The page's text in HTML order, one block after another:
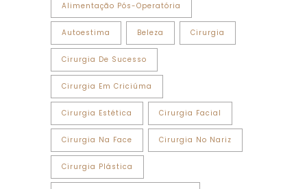
Alimentação Pós-Operatória
Autoestima Beleza Cirurgia
Cirurgia De Sucesso
Cirurgia Em Criciúma
Cirurgia Estética Cirurgia Facial
Cirurgia Na Face Cirurgia No Nariz
Cirurgia Plástica